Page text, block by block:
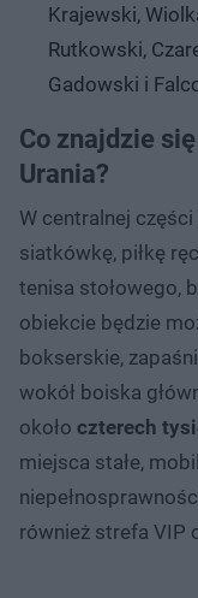
Krajewski,
Rutkowski,
Gadowski i
Co znajdzie
Urania?
W centralnej
siatkówkę, piłkę
tenisa stołowego,
obiekcie będzie
bokserskie,
wokół boiska
około czterech
miejsca stałe,
również strefa VIP